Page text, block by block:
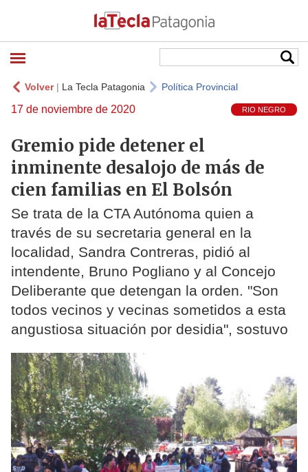
Volver| La Tecla Patagonia Política Provincial
17 de noviembre de 2020 RIO NEGRO
Gremio pide detener el
inminente desalojo de más de
cien familias en El Bolsón
Se trata de la CTA Autónoma quien a
través de su secretaria general en la
localidad, Sandra Contreras, pidió al
intendente, Bruno Pogliano y al Concejo
Deliberante que detengan la orden. "Son
todos vecinos y vecinas sometidos a esta
angustiosa situación por desidia", sostuvo